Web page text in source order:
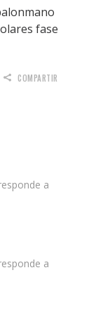
fase
COMPARTIR
a
a